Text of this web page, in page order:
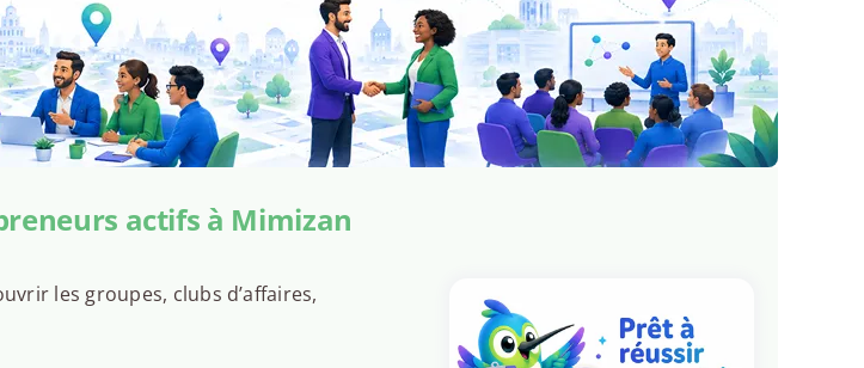
actifs à Mimizan
les groupes, clubs d’affaires,